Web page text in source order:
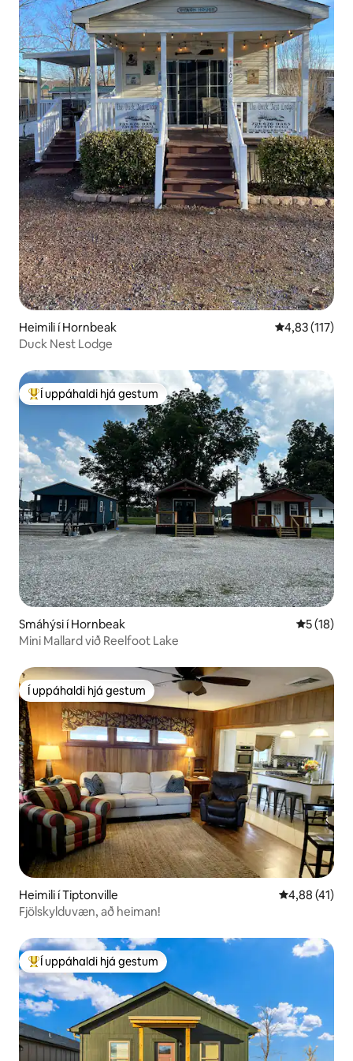
Heimili í Hornbeak 4,83 af 5 í
4,83 (117)
Duck Nest Lodge
Í mestu uppáhaldi hjá gestum
Í uppáhaldi hjá gestum
Smáhýsi í Hornbeak 5 af 5 í
5 (18)
Mini Mallard við Reelfoot Lake
Í uppáhaldi hjá gestum
Í uppáhaldi hjá gestum
Heimili í Tiptonville 4,88 af 5 í
4,88 (41)
Fjölskylduvæn, að heiman!
Í mestu uppáhaldi hjá gestum
Í uppáhaldi hjá gestum